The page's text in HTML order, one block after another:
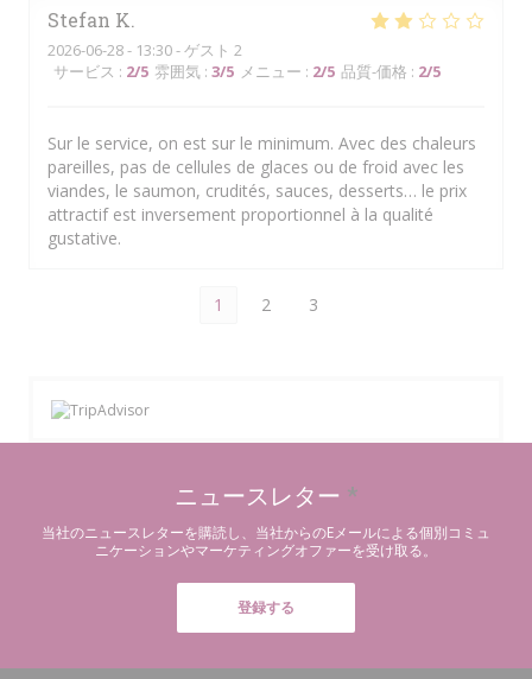
Stefan K
2026-06-28- 13:30 - ゲスト 2
サービス : 2/5 雰囲気 : 3/5 メニュー : 2/5 品質-価格 : 2/5
Sur le service, on est sur le minimum. Avec des chaleurs
pareilles, pas de cellules de glaces ou de froid avec les
viandes, le saumon, crudités, sauces, desserts… le prix
attractif est inversement proportionnel à la qualité
gustative.
1 2 3
ニュースレター *
当社のニュースレターを購読し、当社からのEメールによる個別コミュ
ニケーションやマーケティングオファーを受け取る。
登録する